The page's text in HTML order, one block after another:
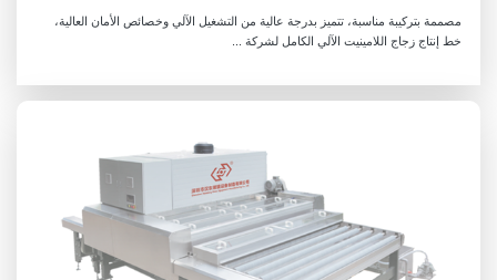
مصممة بتركيبة مناسبة، تتميز بدرجة عالية من التشغيل الآلي وخصائص الأمان العالية،
خط إنتاج زجاج اللامينيت الآلي الكامل لشركة ...